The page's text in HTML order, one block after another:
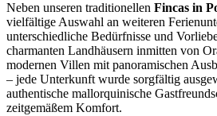
Neben unseren traditionellen Fincas in
vielfältige Auswahl an weiteren
unterschiedliche Bedürfnisse und
charmanten Landhäusern inmitten von
modernen Villen mit panoramischen
– jede Unterkunft wurde sorgfältig
authentische mallorquinische
zeitgemäßem Komfort.